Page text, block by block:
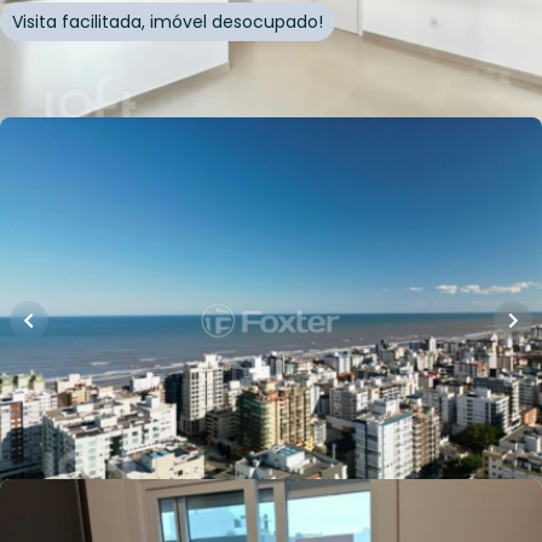
Visita facilitada, imóvel desocupado!
Whatsapp
Apartamento • Empreendimento Encantado,
882 - Capão Da Canoa/RS
Rua Encantado,Zona Nova,Capão da Canoa
Whatsapp
Cód.814117
690.000,00